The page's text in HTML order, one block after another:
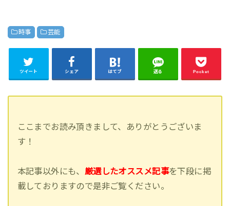
時事 芸能
ツイート シェア はてブ 送る Pocket
ここまでお読み頂きまして、ありがとうございま
す！
本記事以外にも、 厳選したオススメ記事を下段に掲
載しておりますので是非ご覧ください。